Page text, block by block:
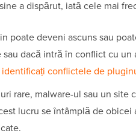
a dispărut, iată cele mai
poate deveni ascuns sau
dacă intră în conflict cu
identificați conflictele de
rare, malware-ul sau un site
lucru se întâmplă de